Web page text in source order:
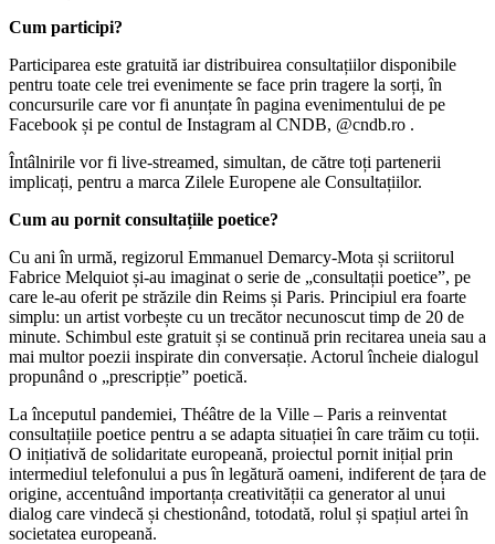
Cum participi?
Participarea este gratuită iar distribuirea consultațiilor disponibile
pentru toate cele trei evenimente se face prin tragere la sorți, în
concursurile care vor fi anunțate în pagina evenimentului de pe
Facebook și pe contul de Instagram al CNDB, @cndb.ro .
Întâlnirile vor fi live-streamed, simultan, de către toți partenerii
implicați, pentru a marca Zilele Europene ale Consultațiilor.
Cum au pornit consultațiile poetice?
Cu ani în urmă, regizorul Emmanuel Demarcy-Mota și scriitorul
Fabrice Melquiot și-au imaginat o serie de „consultații poetice”, pe
care le-au oferit pe străzile din Reims și Paris. Principiul era foarte
simplu: un artist vorbește cu un trecător necunoscut timp de 20 de
minute. Schimbul este gratuit și se continuă prin recitarea uneia sau a
mai multor poezii inspirate din conversație. Actorul încheie dialogul
propunând o „prescripție” poetică.
La începutul pandemiei, Théâtre de la Ville – Paris a reinventat
consultațiile poetice pentru a se adapta situației în care trăim cu toții.
O inițiativă de solidaritate europeană, proiectul pornit inițial prin
intermediul telefonului a pus în legătură oameni, indiferent de țara de
origine, accentuând importanța creativității ca generator al unui
dialog care vindecă și chestionând, totodată, rolul și spațiul artei în
societatea europeană.